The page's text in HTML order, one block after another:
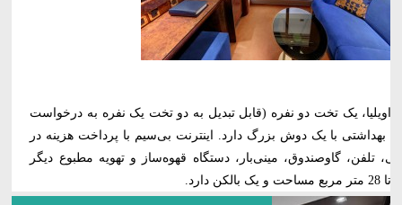
یک تخت دو نفره (قابل تبدیل به دو تخت یک نفره به درخواست
بهداشتی با یک دوش بزرگ دارد. اینترنت بی‌سیم با پرداخت هزینه در
تلفن، گاوصندوق، مینی‌بار، دستگاه قهوه‌ساز و تهویه مطبوع دیگر